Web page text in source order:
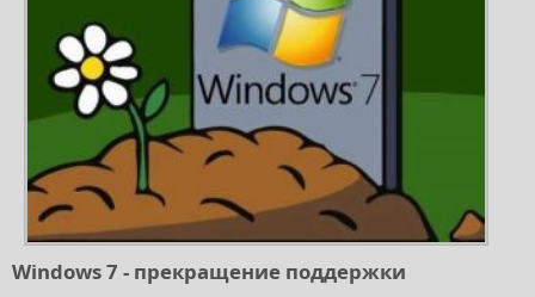
Windows 7 - прекращение поддержки